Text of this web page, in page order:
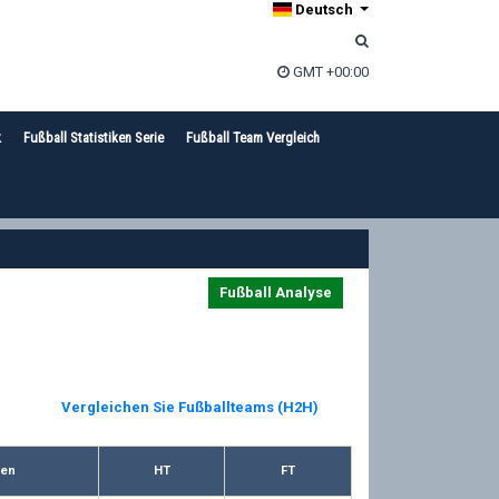
Deutsch
GMT +00:00
Fußball Statistiken Serie Fußball Team Vergleich
Fußball Analyse
Vergleichen Sie Fußballteams (H2H)
HT FT